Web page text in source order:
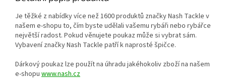
Je těžké z nabídky více než 1600 produktů značky Nash Tackle v
našem e-shopu to, čím byste udělali vašemu rybáři nebo rybářce
největší radost. Pokud věnujete poukaz může si vybrat sám.
Vybavení značky Nash Tackle patří k naprosté špičce.
Dárkový poukaz lze použít na úhradu jakéhokoliv zboží na našem
e-shopu www.nash.cz